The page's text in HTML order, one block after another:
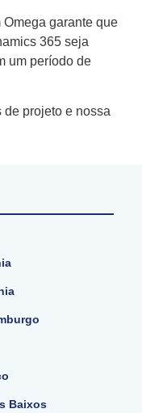
garante que
365 seja
um período de
projeto e nossa
Baixos